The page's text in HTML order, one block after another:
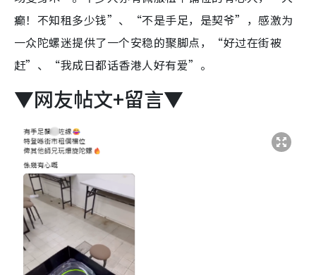
癫！不知租多少钱”、“不是手足，是契爷”，感激为
一众陀螺迷提供了一个安稳的聚脚点，“好过在街被
赶”、“我成日都话香港人好有爱”。
▼网友帖文+留言▼